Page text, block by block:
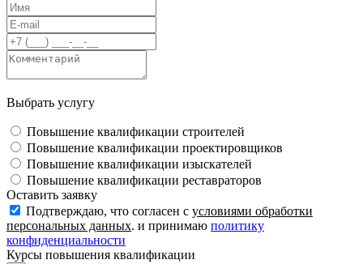
Выбрать услугу
Повышение квалификации строителей
Повышение квалификации проектировщиков
Повышение квалификации изыскателей
Повышение квалификации реставраторов
Оставить заявку
Подтверждаю, что согласен с условиями обработки
персональных данных. и принимаю политику
конфиденциальности
Курсы повышения квалификации